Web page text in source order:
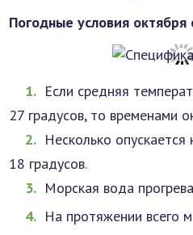
Погодные условия
Если средняя
27 градусов, то временами
Несколько
18 градусов.
Морская вода
На протяжении всего